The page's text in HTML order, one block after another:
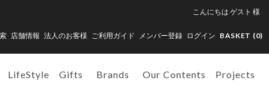
こんにちは ゲスト 様
店舗情報 法人のお客様 ご利用ガイド メンバー登録 ログイン BASKET (0)
LifeStyle Gifts Brands Our Contents Projects